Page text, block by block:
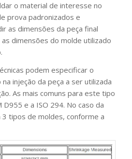
o material de interesse no
prova padronizados e
as dimensões da peça final
dimensões do molde utilizado
podem especificar o
injeção da peça a ser utilizada
As mais comuns para este tipo
e a ISO 294. No caso da
tipos de moldes, conforme a